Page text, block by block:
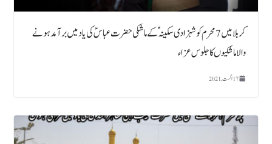
کربلا میں 7 محرم کو شہزادی سکینہؑ کے ماشکی حضرت عباسؑ کی یاد میں برآمد ہونے
والا ماشکیوں کا جلوس عزاء
17 اگست, 2021